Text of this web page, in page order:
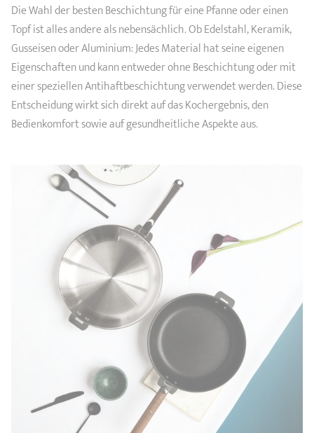
Die Wahl der besten Beschichtung für eine Pfanne oder einen
Topf ist alles andere als nebensächlich. Ob Edelstahl, Keramik,
Gusseisen oder Aluminium: Jedes Material hat seine eigenen
Eigenschaften und kann entweder ohne Beschichtung oder mit
einer speziellen Antihaftbeschichtung verwendet werden. Diese
Entscheidung wirkt sich direkt auf das Kochergebnis, den
Bedienkomfort sowie auf gesundheitliche Aspekte aus.